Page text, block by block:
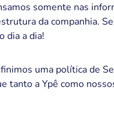
somente nas
da companhia.
dia a dia!
uma política de
tanto a Ypê como